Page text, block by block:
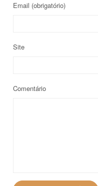
Email (obrigatório)
Site
Comentário